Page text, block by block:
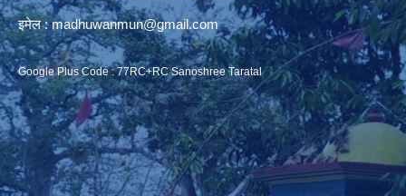
इमेल :madhuwanmun@gmail.com
Google Plus Code : 77RC+RC Sanoshree Taratal